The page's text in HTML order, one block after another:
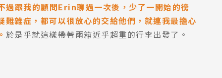
過跟我的顧問Erin聊過一次後，少了一開始的徬
雜症，都可以很放心的交給他們，就連我最擔心
於是乎就這樣帶著兩箱近乎超重的行李出發了。